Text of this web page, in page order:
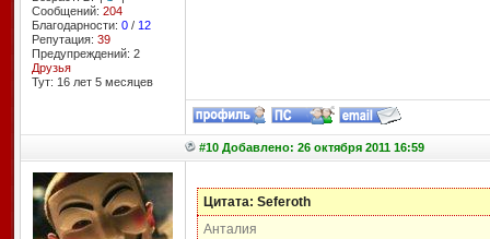
Сообщений: 204
Благодарности: 0/ 12
Репутация: 39
Предупреждений: 2
Друзья
Тут: 16 лет 5 месяцев
#10 Добавлено: 26 октября 2011 16:59
Цитата: Seferoth
Анталия